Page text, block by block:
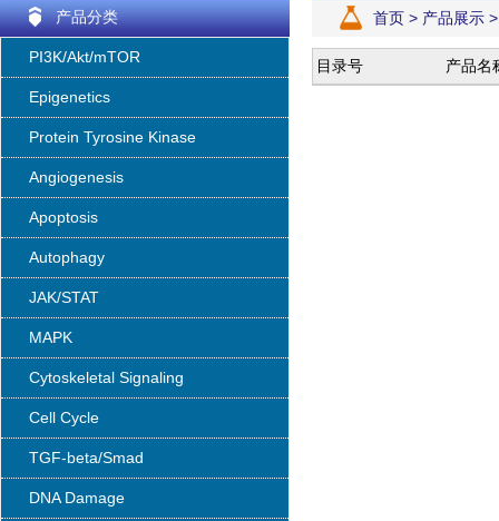
产品分类
PI3K/Akt/mTOR
Epigenetics
Protein Tyrosine Kinase
Angiogenesis
Apoptosis
Autophagy
JAK/STAT
MAPK
Cytoskeletal Signaling
Cell Cycle
TGF-beta/Smad
DNA Damage
首页 > 产品展示
目录号 产品名